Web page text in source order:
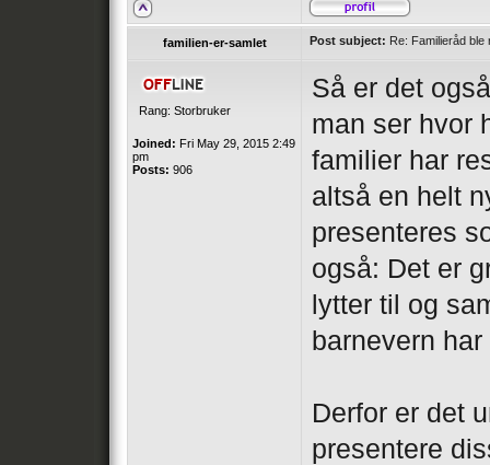
familien-er-samlet Post subject: Re: Familieråd
Rang: Storbruker
Joined: Fri May 29, 2015 2:49
pm
Posts: 906
Så er det
man ser hvor
familier har
altså en helt
presenteres
også: Det er
lytter til og
barnevern
Derfor er det
presentere